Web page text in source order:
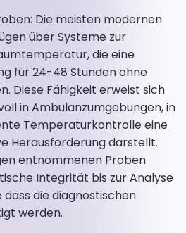
Die meisten modernen
über Systeme zur
die eine
für 24-48 Stunden ohne
Diese Fähigkeit erweist sich
in Ambulanzumgebungen, in
Temperaturkontrolle eine
Herausforderung darstellt.
entnommenen Proben
Integrität bis zur Analyse
die diagnostischen
werden.